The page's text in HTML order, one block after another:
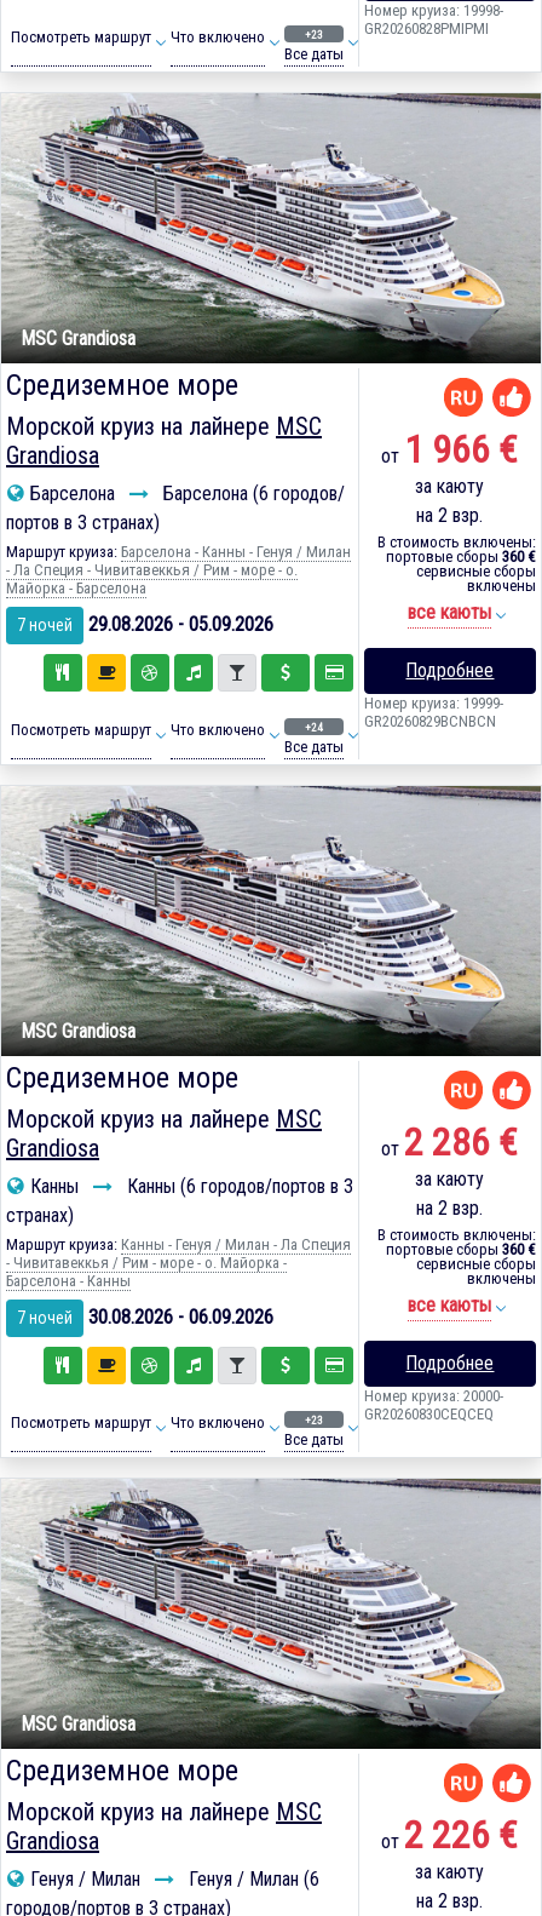
Посмотреть маршрут Что включено +23
Все даты
Номер круиза: 19998-
GR20260828PMIPMI
MSC Grandiosa
Средиземное море
Морской круиз на лайнере MSC
Grandiosa
Барселона
Барселона (6 городов/
портов в 3 странах)
Маршрут круиза: Барселона - Канны - Генуя / Милан
- Ла Специя - Чивитавеккья / Рим - море - о.
Майорка - Барселона
7 ночей 29.08.2026 - 05.09.2026
Посмотреть маршрут Что включено +24
Все даты
от 1 966 €
за каюту
на 2 взр.
В стоимость включены:
портовые сборы 360 €
сервисные сборы
включены
все каюты
Подробнее
Номер круиза: 19999-
GR20260829BCNBCN
MSC Grandiosa
Средиземное море
Морской круиз на лайнере MSC
Grandiosa
Канны
Канны (6 городов/портов в 3
странах)
Маршрут круиза: Канны - Генуя / Милан - Ла Специя
- Чивитавеккья / Рим - море - о. Майорка -
Барселона - Канны
7 ночей 30.08.2026 - 06.09.2026
Посмотреть маршрут Что включено +23
Все даты
от 2 286 €
за каюту
на 2 взр.
В стоимость включены:
портовые сборы 360 €
сервисные сборы
включены
все каюты
Подробнее
Номер круиза: 20000-
GR20260830CEQCEQ
MSC Grandiosa
Средиземное море
Морской круиз на лайнере MSC
Grandiosa
Генуя / Милан
Генуя / Милан (6
городов/портов в 3 странах)
от 2 226 €
за каюту
на 2 взр.